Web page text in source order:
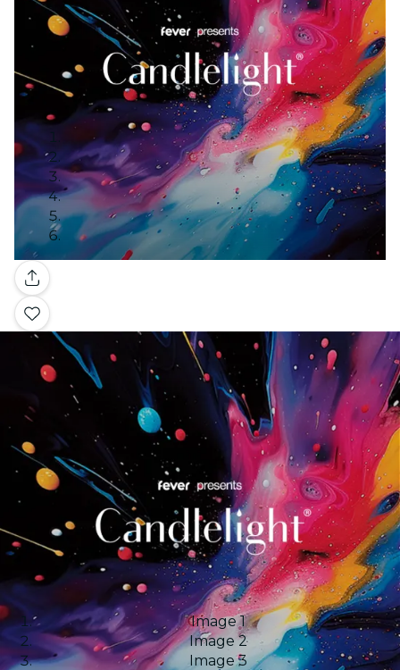
Galería
Image 1
Image 2
Image 3